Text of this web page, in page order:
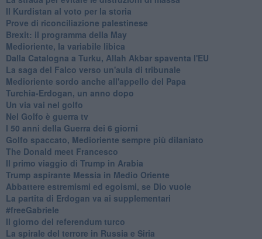
Il Kurdistan al voto per la storia
Prove di riconciliazione palestinese
Brexit: il programma della May
Medioriente, la variabile libica
Dalla Catalogna a Turku, Allah Akbar spaventa l'EU
La saga del Falco verso un'aula di tribunale
Medioriente sordo anche all'appello del Papa
Turchia-Erdogan, un anno dopo
Un via vai nel golfo
Nel Golfo è guerra tv
I 50 anni della Guerra dei 6 giorni
Golfo spaccato, Medioriente sempre più dilaniato
The Donald meet Francesco
Il primo viaggio di Trump in Arabia
Trump aspirante Messia in Medio Oriente
Abbattere estremismi ed egoismi, se Dio vuole
La partita di Erdogan va ai supplementari
#freeGabriele
Il giorno del referendum turco
La spirale del terrore in Russia e Siria